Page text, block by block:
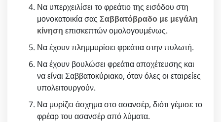
Να υπερχειλίσει το φρεάτιο της εισόδου στη
μονοκατοικία σας Σαββατόβραδο με μεγάλη
κίνηση επισκεπτών ομολογουμένως.
Να έχουν πλημμυρίσει φρεάτια στην πυλωτή.
Να έχουν βουλώσει φρεάτια αποχέτευσης και
να είναι Σαββατοκύριακο, όταν όλες οι εταιρείες
υπολειτουργούν.
Να μυρίζει άσχημα στο ασανσέρ, διότι γέμισε το
φρέαρ του ασανσέρ από λύματα.